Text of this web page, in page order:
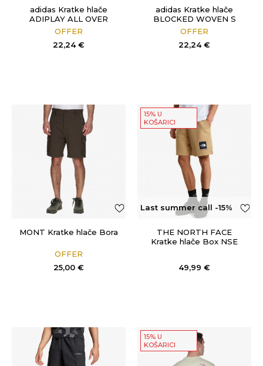
adidas Kratke hlače
ADIPLAY ALL OVER
PRINT
OFFER
22,24 €
adidas Kratke hlače
BLOCKED WOVEN S
OFFER
22,24 €
MONT Kratke hlače Bora
OFFER
25,00 €
15% U
KOŠARICI
Last summer call -15%
THE NORTH FACE
Kratke hlače Box NSE
49,99 €
15% U
KOŠARICI